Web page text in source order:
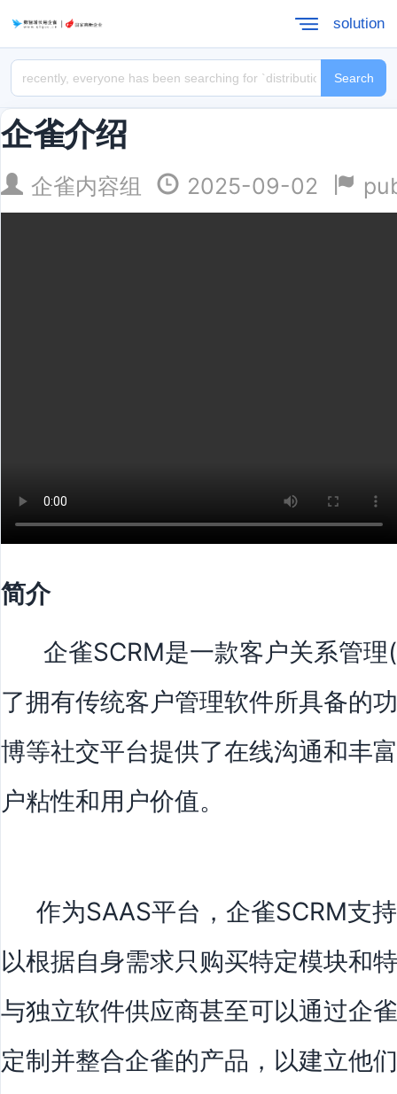
solution
Search
企雀介绍
企雀内容组 2025-09-02
简介
企雀SCRM是一款客户关系管理
了拥有传统客户管理软件所具备的
博等社交平台提供了在线沟通和丰
户粘性和用户价值。
作为SAAS平台，企雀SCRM支
以根据自身需求只购买特定模块和
与独立软件供应商甚至可以通过企
定制并整合企雀的产品，以建立他